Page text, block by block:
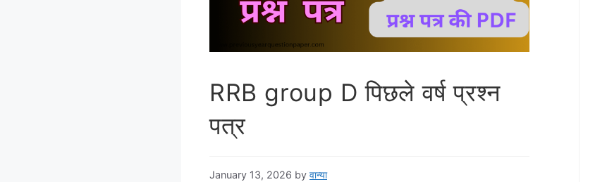
RRB group D पिछले वर्ष प्रश्न
पत्र
January 13, 2026 by वान्या